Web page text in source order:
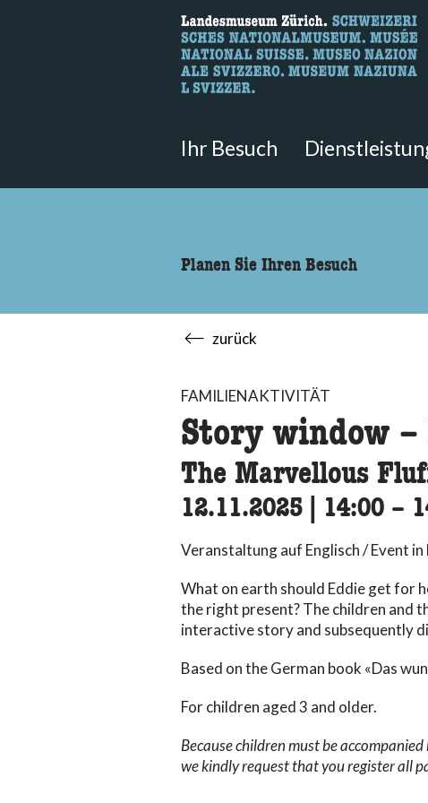
Hier können Sie nach Inhalten der
Ihr Besuch
Planen Sie Ihren Besuch
zurück
FAMILIENAKTIVITÄT
Story window
The Marvellous
12.11.2025 14:00 –
Veranstaltung auf Englisch / Event in
What on earth should Eddie get for
the right present? The children and
interactive story and subsequently
Based on the German book «Das
For children aged 3 and older.
Because children must be
we kindly request that you register all